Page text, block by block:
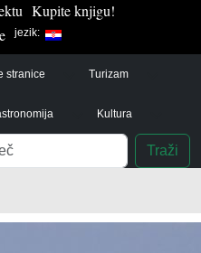
Kupite knjigu!
jezik:
stranice Turizam
Kultura
Traži